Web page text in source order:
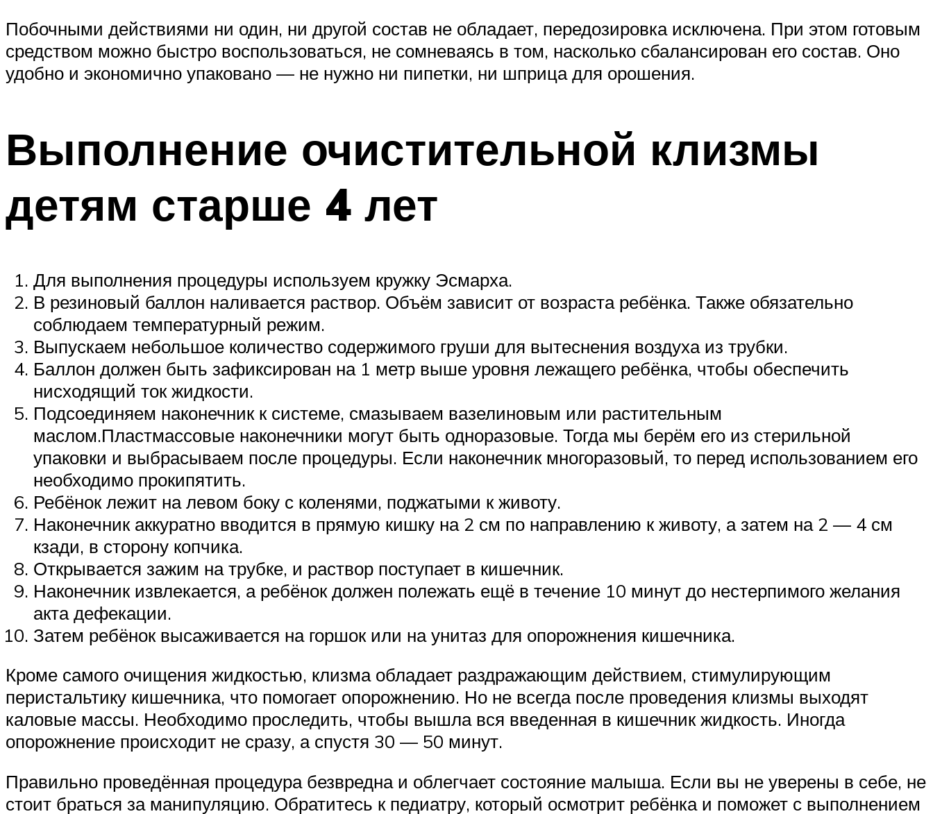
Побочными действиями ни один, ни другой состав не обладает, передозировка исключена. При этом готовым
средством можно быстро воспользоваться, не сомневаясь в том, насколько сбалансирован его состав. Оно
удобно и экономично упаковано — не нужно ни пипетки, ни шприца для орошения.
Выполнение очистительной клизмы
детям старше 4 лет
Для выполнения процедуры используем кружку Эсмарха.
В резиновый баллон наливается раствор. Объём зависит от возраста ребёнка. Также обязательно
соблюдаем температурный режим.
Выпускаем небольшое количество содержимого груши для вытеснения воздуха из трубки.
Баллон должен быть зафиксирован на 1 метр выше уровня лежащего ребёнка, чтобы обеспечить
нисходящий ток жидкости.
Подсоединяем наконечник к системе, смазываем вазелиновым или растительным
маслом.Пластмассовые наконечники могут быть одноразовые. Тогда мы берём его из стерильной
упаковки и выбрасываем после процедуры. Если наконечник многоразовый, то перед использованием его
необходимо прокипятить.
Ребёнок лежит на левом боку с коленями, поджатыми к животу.
Наконечник аккуратно вводится в прямую кишку на 2 см по направлению к животу, а затем на 2 — 4 см
кзади, в сторону копчика.
Открывается зажим на трубке, и раствор поступает в кишечник.
Наконечник извлекается, а ребёнок должен полежать ещё в течение 10 минут до нестерпимого желания
акта дефекации.
Затем ребёнок высаживается на горшок или на унитаз для опорожнения кишечника.
Кроме самого очищения жидкостью, клизма обладает раздражающим действием, стимулирующим
перистальтику кишечника, что помогает опорожнению. Но не всегда после проведения клизмы выходят
каловые массы. Необходимо проследить, чтобы вышла вся введенная в кишечник жидкость. Иногда
опорожнение происходит не сразу, а спустя 30 — 50 минут.
Правильно проведённая процедура безвредна и облегчает состояние малыша. Если вы не уверены в себе, не
стоит браться за манипуляцию. Обратитесь к педиатру, который осмотрит ребёнка и поможет с выполнением